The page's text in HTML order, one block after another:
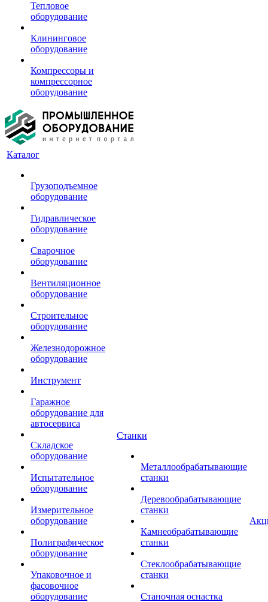
Тепловое
оборудование
Клининговое
оборудование
Компрессоры и
компрессорное
оборудование
Каталог
Грузоподъемное
оборудование
Гидравлическое
оборудование
Сварочное
оборудование
Вентиляционное
оборудование
Строительное
оборудование
Железнодорожное
оборудование
Инструмент
Гаражное
оборудование для
автосервиса
Складское
оборудование
Испытательное
оборудование
Измерительное
оборудование
Полиграфическое
оборудование
Упаковочное и
фасовочное
оборудование
Станки
Металлообрабатывающие
станки
Деревообрабатывающие
станки
Камнеобрабатывающие
станки
Стеклообрабатывающие
станки
Станочная оснастка